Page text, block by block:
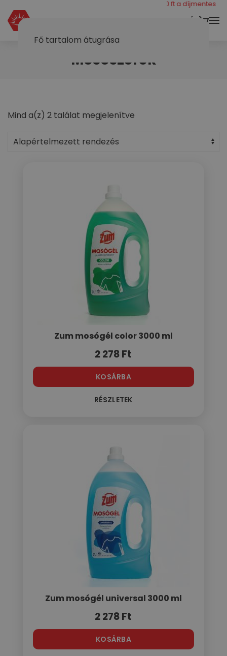
Fő tartalom átugrása
KOSÁR
még 40000 ft a díjmentes
Mosószerek
Mind a(z) 2 találat megjelenítve
Zum mosógél color 3000 ml
2 278Ft
KOSÁRBA
RÉSZLETEK
Zum mosógél universal 3000 ml
2 278Ft
KOSÁRBA